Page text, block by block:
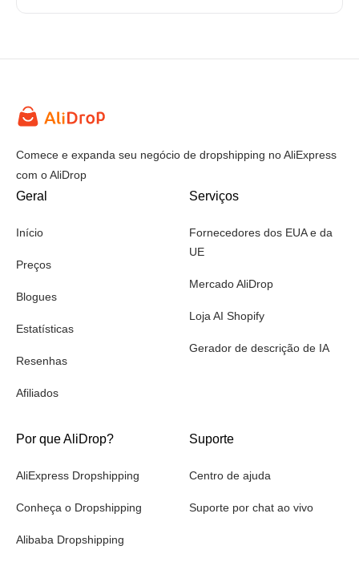
Comece e expanda seu negócio de dropshipping no AliExpress
com o AliDrop
Geral
Início
Preços
Blogues
Estatísticas
Resenhas
Afiliados
Serviços
Fornecedores dos EUA e da
UE
Mercado AliDrop
Loja AI Shopify
Gerador de descrição de IA
Por que AliDrop?
AliExpress Dropshipping
Conheça o Dropshipping
Alibaba Dropshipping
Suporte
Centro de ajuda
Suporte por chat ao vivo